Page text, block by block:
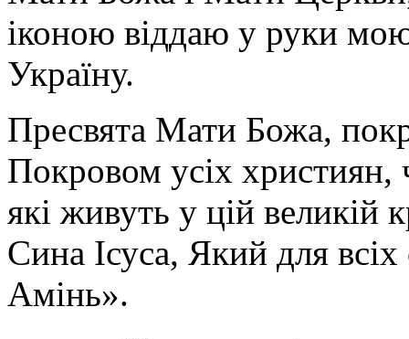
іконою віддаю у руки
Україну.
Пресвята Мати Божа,
Покровом усіх християн,
які живуть у цій великій
Сина Ісуса, Який для
Амінь».